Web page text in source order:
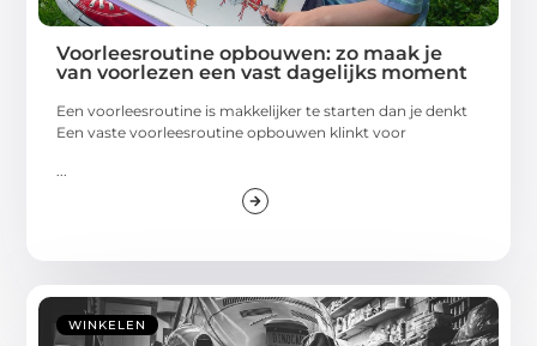
Voorleesroutine opbouwen: zo maak je
van voorlezen een vast dagelijks moment
Een voorleesroutine is makkelijker te starten dan je denkt
Een vaste voorleesroutine opbouwen klinkt voor
...
WINKELEN